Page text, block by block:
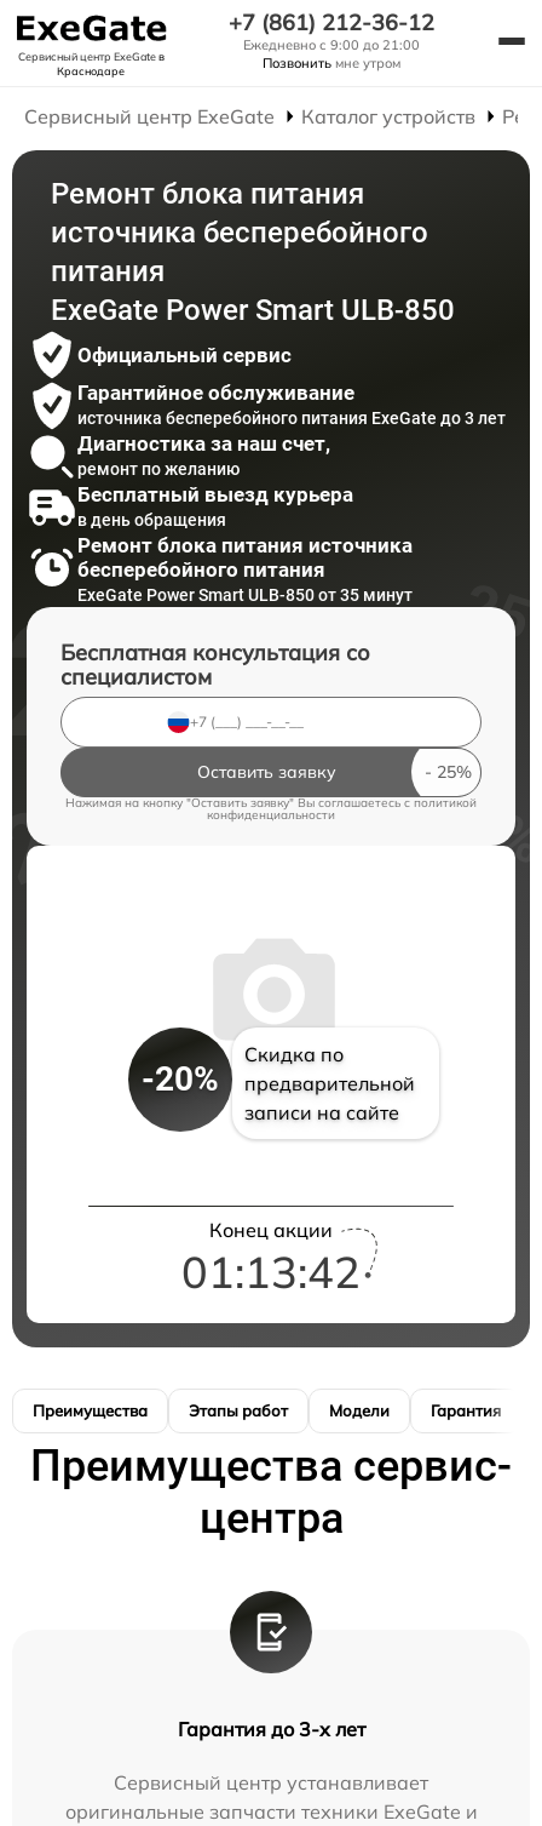
Сервисный центр ExeGateв
Краснодаре
+7 (861) 212-36-12
Ежедневно с 9:00 до 21:00
Позвонить мне утром
Сервисный центр ExeGate Каталог устройств
Ремонт блока питания
источника бесперебойного
питания
ExeGate Power Smart ULB-850
Официальный сервис
Гарантийное обслуживание
источника бесперебойного питания ExeGate до 3 лет
Диагностика за наш счет,
ремонт по желанию
Бесплатный выезд курьера
в день обращения
Ремонт блока питания источника
бесперебойного питания
ExeGate Power Smart ULB-850 от 35 минут
Бесплатная консультация со
специалистом
Оставить заявку
Нажимая на кнопку "Оставить заявку" Вы соглашаетесь cполитикой
конфиденциальности
-20%
Скидка по
предварительной
записи на сайте
Конец акции
01:13:41
Преимущества Этапы работ Модели Гарантия
Преимущества сервис-
центра
Гарантия до 3-х лет
Сервисный центр устанавливает
оригинальные запчасти техники ExeGate и